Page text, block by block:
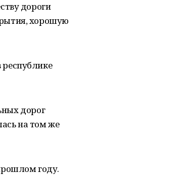
дороги
хорошую
дорог
на том же
году.